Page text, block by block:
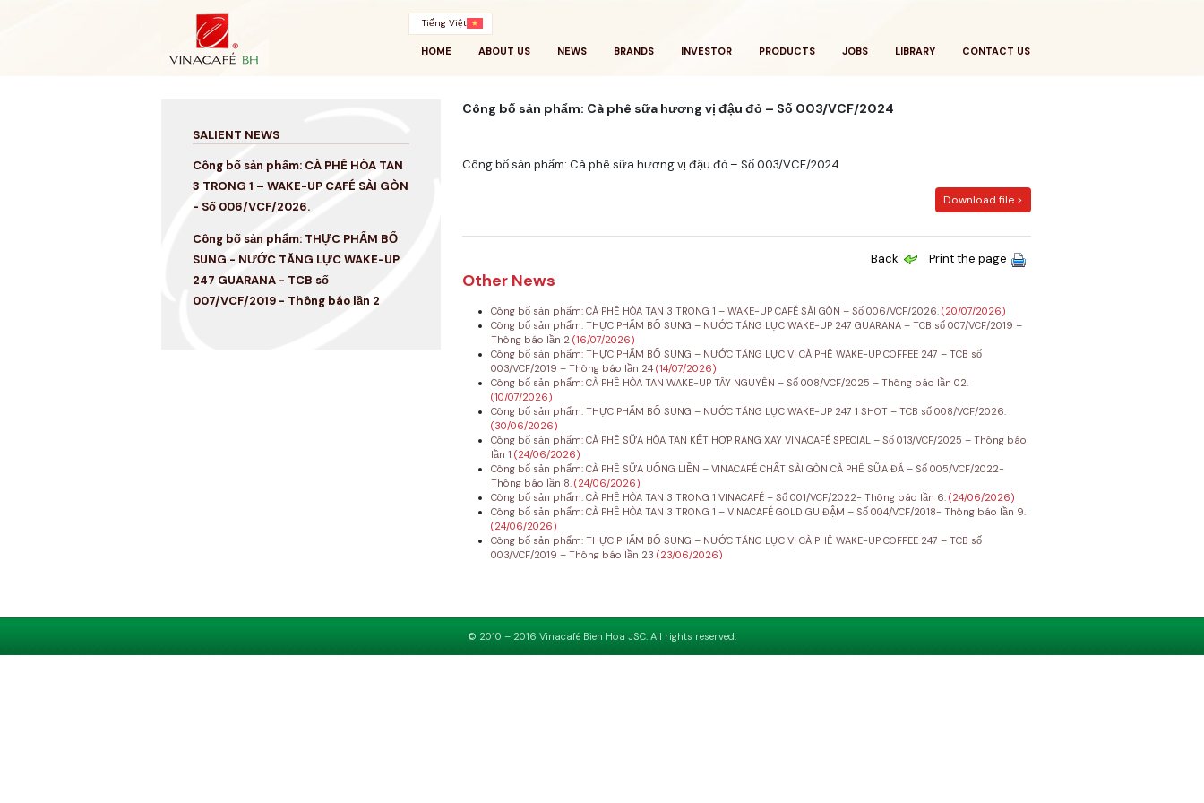
Tiếng Việt
HOME ABOUT US NEWS BRANDS INVESTOR PRODUCTS JOBS LIBRARY CONTACT US
SALIENT NEWS
Công bố sản phẩm: CÀ PHÊ HÒA TAN
3 TRONG 1 – WAKE-UP CAFÉ SÀI GÒN
- Số 006/VCF/2026.
Công bố sản phẩm: THỰC PHẨM BỔ
SUNG - NƯỚC TĂNG LỰC WAKE-UP
247 GUARANA - TCB số
007/VCF/2019 - Thông báo lần 2
Công bố sản phẩm: Cà phê sữa hương vị đậu đỏ – Số 003/VCF/2024
Công bố sản phẩm: Cà phê sữa hương vị đậu đỏ – Số 003/VCF/2024
Download file >
Back Print the page
Other News
Công bố sản phẩm: CÀ PHÊ HÒA TAN 3 TRONG 1 – WAKE-UP CAFÉ SÀI GÒN – Số 006/VCF/2026. (20/07/2026)
Công bố sản phẩm: THỰC PHẨM BỔ SUNG – NƯỚC TĂNG LỰC WAKE-UP 247 GUARANA – TCB số 007/VCF/2019 –
Thông báo lần 2 (16/07/2026)
Công bố sản phẩm: THỰC PHẨM BỔ SUNG – NƯỚC TĂNG LỰC VỊ CÀ PHÊ WAKE-UP COFFEE 247 – TCB số
003/VCF/2019 – Thông báo lần 24 (14/07/2026)
Công bố sản phẩm: CÀ PHÊ HÒA TAN WAKE-UP TÂY NGUYÊN – Số 008/VCF/2025 – Thông báo lần 02.
(10/07/2026)
Công bố sản phẩm: THỰC PHẨM BỔ SUNG – NƯỚC TĂNG LỰC WAKE-UP 247 1 SHOT – TCB số 008/VCF/2026.
(30/06/2026)
Công bố sản phẩm: CÀ PHÊ SỮA HÒA TAN KẾT HỢP RANG XAY VINACAFÉ SPECIAL – Số 013/VCF/2025 – Thông báo
lần 1 (24/06/2026)
Công bố sản phẩm: CÀ PHÊ SỮA UỐNG LIỀN – VINACAFÉ CHẤT SÀI GÒN CÀ PHÊ SỮA ĐÁ – Số 005/VCF/2022-
Thông báo lần 8. (24/06/2026)
Công bố sản phẩm: CÀ PHÊ HÒA TAN 3 TRONG 1 VINACAFÉ – Số 001/VCF/2022- Thông báo lần 6. (24/06/2026)
Công bố sản phẩm: CÀ PHÊ HÒA TAN 3 TRONG 1 – VINACAFÉ GOLD GU ĐẬM – Số 004/VCF/2018- Thông báo lần 9.
(24/06/2026)
Công bố sản phẩm: THỰC PHẨM BỔ SUNG – NƯỚC TĂNG LỰC VỊ CÀ PHÊ WAKE-UP COFFEE 247 – TCB số
003/VCF/2019 – Thông báo lần 23 (23/06/2026)
© 2010 – 2016 Vinacafé Bien Hoa JSC. All rights reserved.